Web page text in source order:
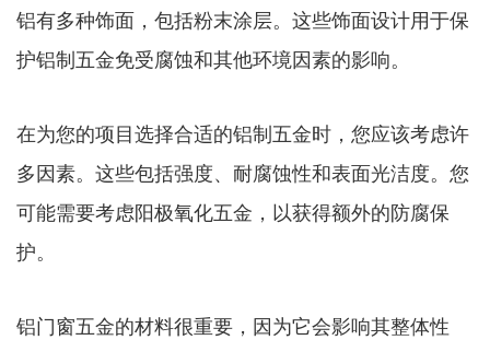
铝有多种饰面，包括粉末涂层。这些饰面设计用于保
护铝制五金免受腐蚀和其他环境因素的影响。
在为您的项目选择合适的铝制五金时，您应该考虑许
多因素。这些包括强度、耐腐蚀性和表面光洁度。您
可能需要考虑阳极氧化五金，以获得额外的防腐保
护。
铝门窗五金的材料很重要，因为它会影响其整体性